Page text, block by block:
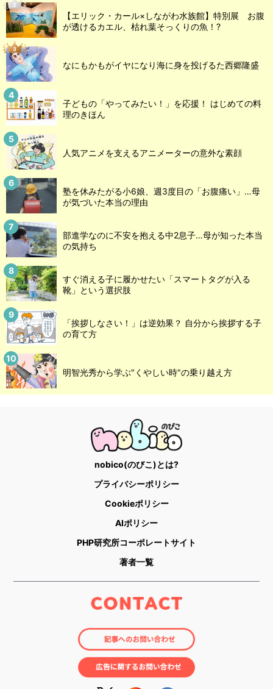
【エリック・カール×しながわ水族館】特別展 お腹
が透けるカエル、枯れ葉そっくりの魚！?
なにもかもがイヤになり海に身を投げるた西郷隆盛
子どもの「やってみたい！」を応援！ はじめての料
理のきほん
人気アニメを支えるアニメーターの意外な素顔
塾を休みたがる小6娘、週3度目の「お腹痛い」…母
が気づいた本当の理由
部進学なのに不安を抱える中2息子…母が知った本当
の気持ち
すぐ消える子に履かせたい「スマートタグが入る
靴」という選択肢
「挨拶しなさい！」は逆効果？ 自分から挨拶する子
の育て方
明智光秀から学ぶ"くやしい時"の乗り越え方
nobico(のびこ)とは?
プライバシーポリシー
Cookieポリシー
AIポリシー
PHP研究所コーポレートサイト
著者一覧